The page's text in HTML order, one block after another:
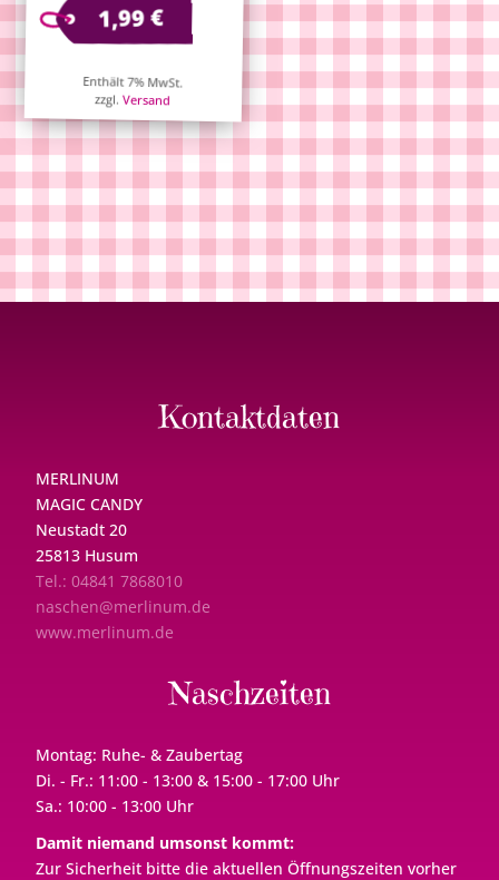
1,99€
Enthält 7% MwSt.
zzgl.Versand
Kontaktdaten
MERLINUM
MAGIC CANDY
Neustadt 20
25813 Husum
Tel.: 04841 7868010
naschen@merlinum.de
www.merlinum.de
Naschzeiten
Montag: Ruhe- & Zaubertag
Di. - Fr.: 11:00 - 13:00 & 15:00 - 17:00 Uhr
Sa.: 10:00 - 13:00 Uhr
Damit niemand umsonst kommt:
Zur Sicherheit bitte die aktuellen Öffnungszeiten vorher